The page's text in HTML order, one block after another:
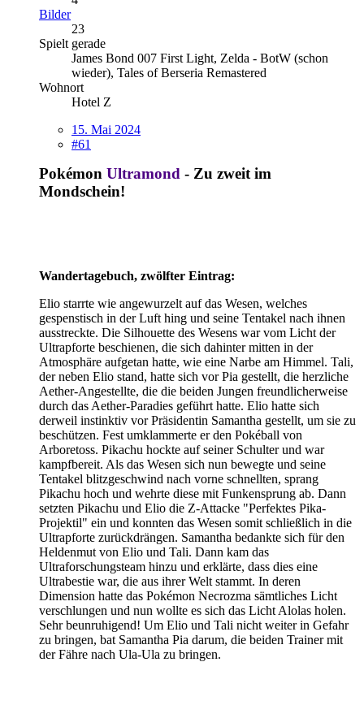
Bilder
23
Spielt gerade
James Bond 007 First Light, Zelda - BotW (schon
wieder), Tales of Berseria Remastered
Wohnort
Hotel Z
15. Mai 2024
#61
Pokémon Ultramond - Zu zweit im
Mondschein!
Wandertagebuch, zwölfter Eintrag:
Elio starrte wie angewurzelt auf das Wesen, welches
gespenstisch in der Luft hing und seine Tentakel nach ihnen
ausstreckte. Die Silhouette des Wesens war vom Licht der
Ultrapforte beschienen, die sich dahinter mitten in der
Atmosphäre aufgetan hatte, wie eine Narbe am Himmel. Tali,
der neben Elio stand, hatte sich vor Pia gestellt, die herzliche
Aether-Angestellte, die die beiden Jungen freundlicherweise
durch das Aether-Paradies geführt hatte. Elio hatte sich
derweil instinktiv vor Präsidentin Samantha gestellt, um sie zu
beschützen. Fest umklammerte er den Pokéball von
Arboretoss. Pikachu hockte auf seiner Schulter und war
kampfbereit. Als das Wesen sich nun bewegte und seine
Tentakel blitzgeschwind nach vorne schnellten, sprang
Pikachu hoch und wehrte diese mit Funkensprung ab. Dann
setzten Pikachu und Elio die Z-Attacke "Perfektes Pika-
Projektil" ein und konnten das Wesen somit schließlich in die
Ultrapforte zurückdrängen. Samantha bedankte sich für den
Heldenmut von Elio und Tali. Dann kam das
Ultraforschungsteam hinzu und erklärte, dass dies eine
Ultrabestie war, die aus ihrer Welt stammt. In deren
Dimension hatte das Pokémon Necrozma sämtliches Licht
verschlungen und nun wollte es sich das Licht Alolas holen.
Sehr beunruhigend! Um Elio und Tali nicht weiter in Gefahr
zu bringen, bat Samantha Pia darum, die beiden Trainer mit
der Fähre nach Ula-Ula zu bringen.